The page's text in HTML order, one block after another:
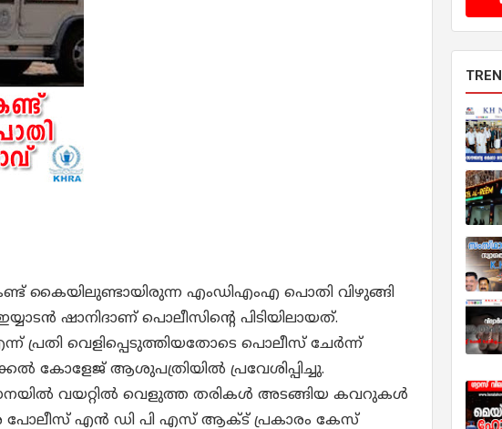
കൈയിലുണ്ടായിരുന്ന എംഡിഎംഎ പൊതി വിഴുങ്ങി
ഷാനിദാണ് പൊലീസിന്റെ പിടിയിലായത്.
പ്രതി വെളിപ്പെടുത്തിയതോടെ പൊലീസ് ചേർന്ന്
കോളേജ് ആശുപത്രിയിൽ പ്രവേശിപ്പിച്ചു.
വയറ്റിൽ വെളുത്ത തരികൾ അടങ്ങിയ കവറുകൾ
പോലീസ് എൻ ഡി പി എസ് ആക്ട് പ്രകാരം കേസ്